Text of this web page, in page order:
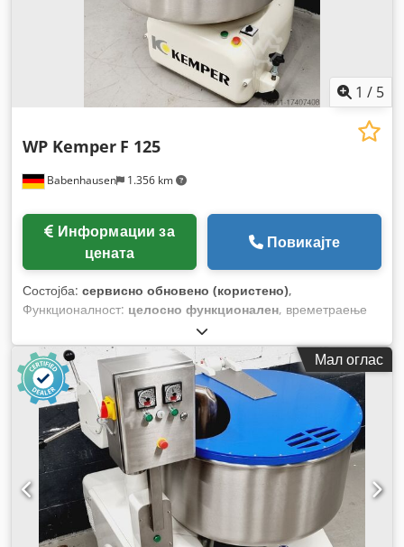
1 / 5
Babenhausen 1.356 km
WP Kemper F 125
цената
Повикајте
Состојба: сервисно обновено (користено),
Функционалност: целосно функционален, времетраење
, година на последниот генерален
ремонт:2026, влезен напон:400 V, Сертифициран со
DGUV до:
07/2027, вкупна тежина:400 кг, вкупна ширина:
1.100 мм, вкупна должина:1.140 мм
, влезна фреквенција:
50 Hz, влезен струја:10 A, електричен осигурач:
Мал оглас